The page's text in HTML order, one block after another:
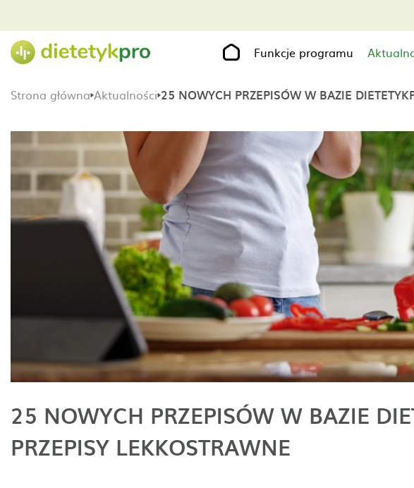
Funkcje programu
Strona główna Aktualności 25 NOWYCH PRZEPISÓW W BAZIE
25 NOWYCH PRZEPISÓW W BAZIE
PRZEPISY LEKKOSTRAWNE